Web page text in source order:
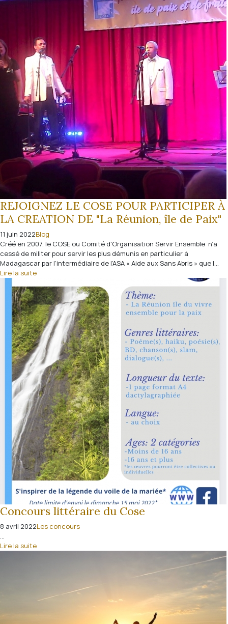
REJOIGNEZ LE COSE POUR PARTICIPER À
LA CREATION DE "La Réunion, île de Paix"
11 juin 2022Blog
Créé en 2007, le COSE ou Comité d'Organisation Servir Ensemble n’a
cessé de militer pour servir les plus démunis en particulier à
Madagascar par l’intermédiaire de l’ASA « Aide aux Sans Abris » que l...
Lire la suite
Concours littéraire du Cose
8 avril 2022Les concours
...
Lire la suite